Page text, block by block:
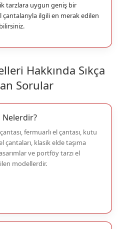
tarzlara uygun geniş bir
çantalarıyla ilgili en merak edilen
Hakkında Sıkça
Sorular
Nelerdir?
fermuarlı el çantası, kutu
klasik elde taşıma
ve portföy tarzı el
modellerdir.